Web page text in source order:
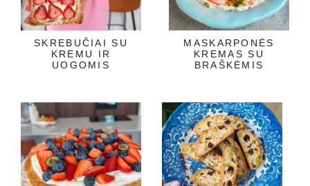
SKREBUČIAI SU
KREMU IR
UOGOMIS
MASKARPONĖS
KREMAS SU
BRAŠKĖMIS